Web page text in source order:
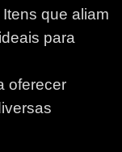
Itens que aliam
para
oferecer